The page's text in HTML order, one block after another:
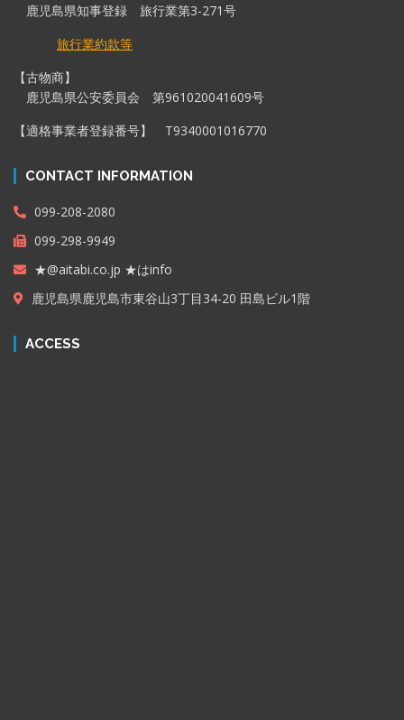
鹿児島県知事登録 旅行業第3-271号
旅行業約款等
【古物商】
鹿児島県公安委員会 第961020041609号
【適格事業者登録番号】 T9340001016770
CONTACT INFORMATION
099-208-2080
099-298-9949
★@aitabi.co.jp ★はinfo
鹿児島県鹿児島市東谷山3丁目34-20 田島ビル1階
ACCESS